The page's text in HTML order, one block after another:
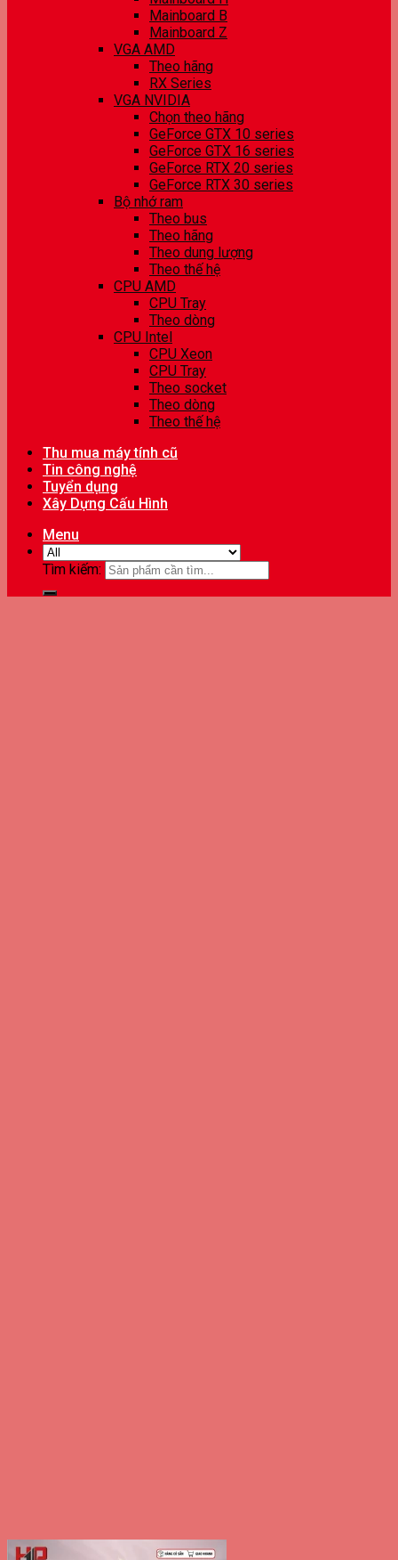
Mainboard B
Mainboard Z
VGA AMD
Theo hãng
RX Series
VGA NVIDIA
Chọn theo hãng
GeForce GTX 10 series
GeForce GTX 16 series
GeForce RTX 20 series
GeForce RTX 30 series
Bộ nhớ ram
Theo bus
Theo hãng
Theo dung lượng
Theo thế hệ
CPU AMD
CPU Tray
Theo dòng
CPU Intel
CPU Xeon
CPU Tray
Theo socket
Theo dòng
Theo thế hệ
Thu mua máy tính cũ
Tin công nghệ
Tuyển dụng
Xây Dựng Cấu Hình
Menu
Tìm kiếm: